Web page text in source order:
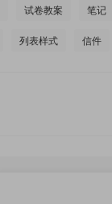
试卷教案 笔记
列表样式 信件